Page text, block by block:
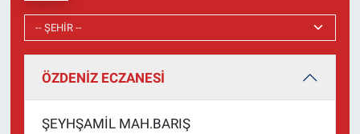
ÖZDENİZ ECZANESİ
ŞEYHŞAMİL MAH.BARIŞ